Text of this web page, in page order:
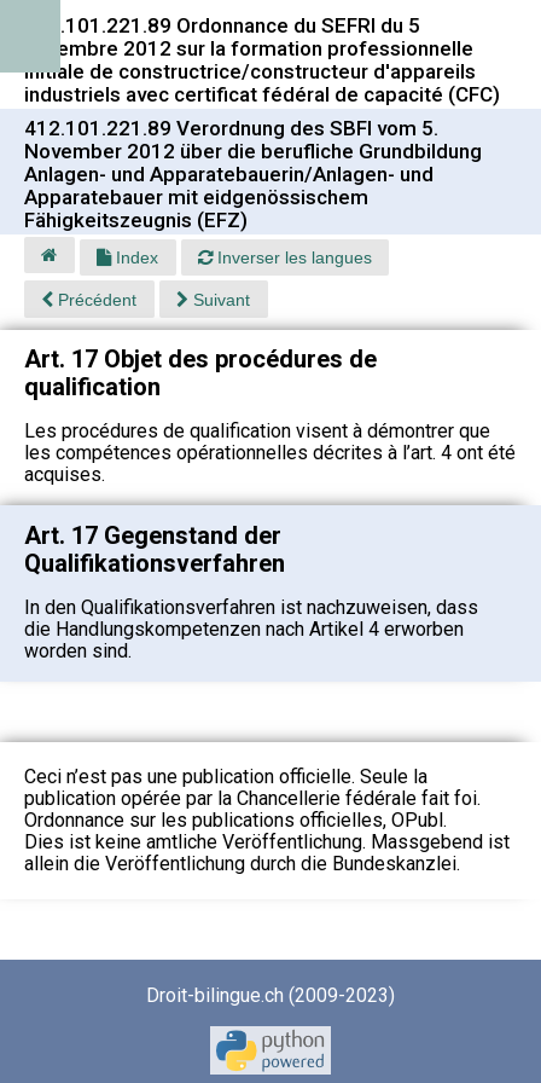
412.101.221.89 Ordonnance du SEFRI du 5
novembre 2012 sur la formation professionnelle
initiale de constructrice/constructeur d'appareils
industriels avec certificat fédéral de capacité (CFC)
412.101.221.89 Verordnung des SBFI vom 5.
November 2012 über die berufliche Grundbildung
Anlagen- und Apparatebauerin/Anlagen- und
Apparatebauer mit eidgenössischem
Fähigkeitszeugnis (EFZ)
Index Inverser les langues
Précédent Suivant
Art. 17 Objet des procédures de
qualification
Les procédures de qualification visent à démontrer que
les compétences opérationnelles décrites à l’art. 4 ont été
acquises.
Art. 17 Gegenstand der
Qualifikationsverfahren
In den Qualifikationsverfahren ist nachzuweisen, dass
die Handlungskompetenzen nach Artikel 4 erworben
worden sind.
Ceci n’est pas une publication officielle. Seule la
publication opérée par la Chancellerie fédérale fait foi.
Ordonnance sur les publications officielles, OPubl.
Dies ist keine amtliche Veröffentlichung. Massgebend ist
allein die Veröffentlichung durch die Bundeskanzlei.
Droit-bilingue.ch (2009-2023)